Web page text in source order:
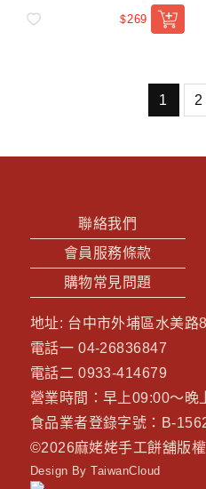
$269
1 2
聯絡我們
會員服務條款
購物常見問題
地址: 台中市外埔區水美路
電話一 04-26836847
電話二 0933-414679
營業時間：早上09:00～晚
食品業者登錄字號：B-
©2026麻姥姥手工餅舖版
Design By TaiwanCloud